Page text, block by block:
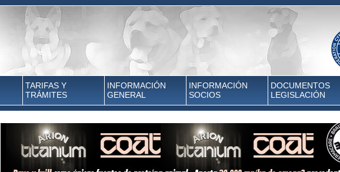
TARIFAS Y
TRÁMITES
INFORMACIÓN
GENERAL
INFORMACIÓN
SOCIOS
DOCUMENTOS
LEGISLACIÓN